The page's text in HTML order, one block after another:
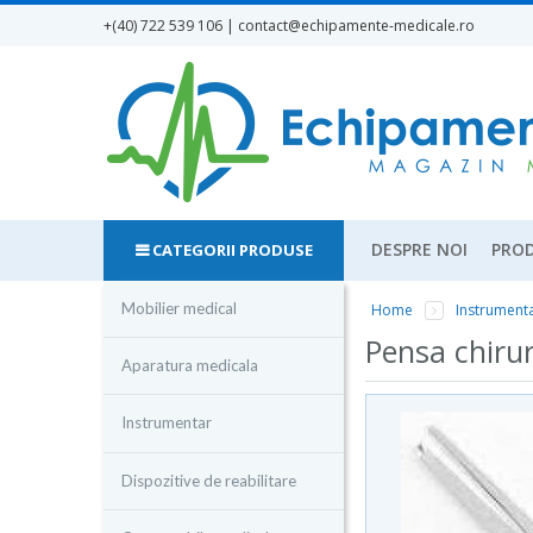
+(40) 722 539 106 | contact@echipamente-medicale.ro
DESPRE NOI
CATEGORII PRODUSE
Mobilier medical
Aparatura medicala
Instrumentar
Dispozitive de reabilitare
Eşti aici
Home
Pensa